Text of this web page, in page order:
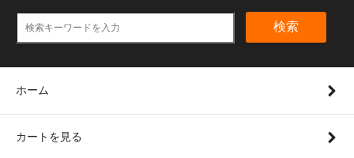
検索
ホーム
カートを見る